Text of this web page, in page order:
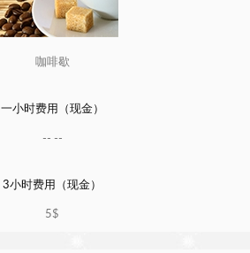
咖啡歇
一小时费用（现金）
-- --
3小时费用（现金）
5$